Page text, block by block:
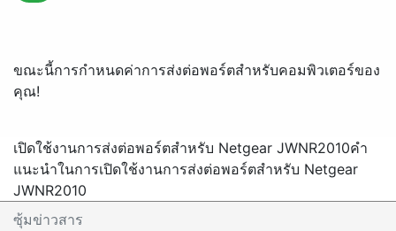
ขณะนี้การกำหนดค่าการส่งต่อพอร์ตสำหรับคอมพิวเตอร์ของ
คุณ!
เปิดใช้งานการส่งต่อพอร์ตสำหรับ Netgear JWNR2010คำ
แนะนำในการเปิดใช้งานการส่งต่อพอร์ตสำหรับ Netgear
JWNR2010
ซุ้มข่าวสาร